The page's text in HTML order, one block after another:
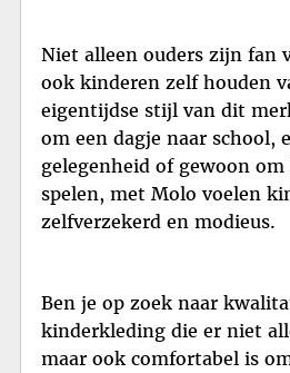
Niet alleen ouders zijn fan
ook kinderen zelf houden
eigentijdse stijl van dit
om een dagje naar school,
gelegenheid of gewoon
spelen, met Molo voelen
zelfverzekerd en modieus.
Ben je op zoek naar
kinderkleding die er niet
maar ook comfortabel is